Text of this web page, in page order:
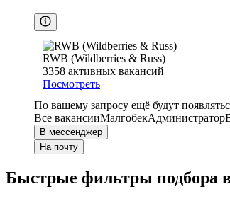
RWB (Wildberries & Russ)
3358 активных вакансий
Посмотреть
По вашему запросу ещё будут
Все вакансииМалгобекАдминистратор
В мессенджер
На почту
Быстрые фильтры подбора